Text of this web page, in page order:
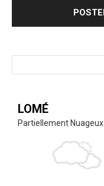
LOMÉ
Partiellement Nuageux